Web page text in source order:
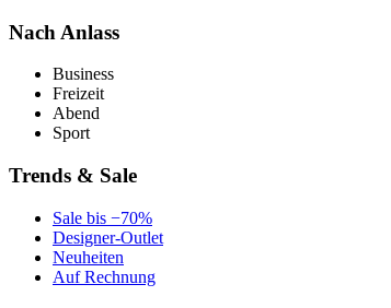
Nach Anlass
Business
Freizeit
Abend
Sport
Trends & Sale
Sale bis −70%
Designer-Outlet
Neuheiten
Auf Rechnung